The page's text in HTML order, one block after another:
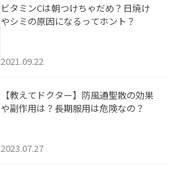
ビタミンCは朝つけちゃだめ？日焼け
やシミの原因になるってホント？
2021.09.22
【教えてドクター】防風通聖散の効果
や副作用は？長期服用は危険なの？
2023.07.27